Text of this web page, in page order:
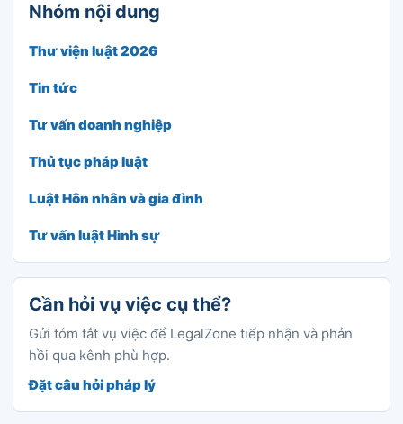
Nhóm nội dung
Thư viện luật 2026
Tin tức
Tư vấn doanh nghiệp
Thủ tục pháp luật
Luật Hôn nhân và gia đình
Tư vấn luật Hình sự
Cần hỏi vụ việc cụ thể?
Gửi tóm tắt vụ việc để LegalZone tiếp nhận và phản
hồi qua kênh phù hợp.
Đặt câu hỏi pháp lý